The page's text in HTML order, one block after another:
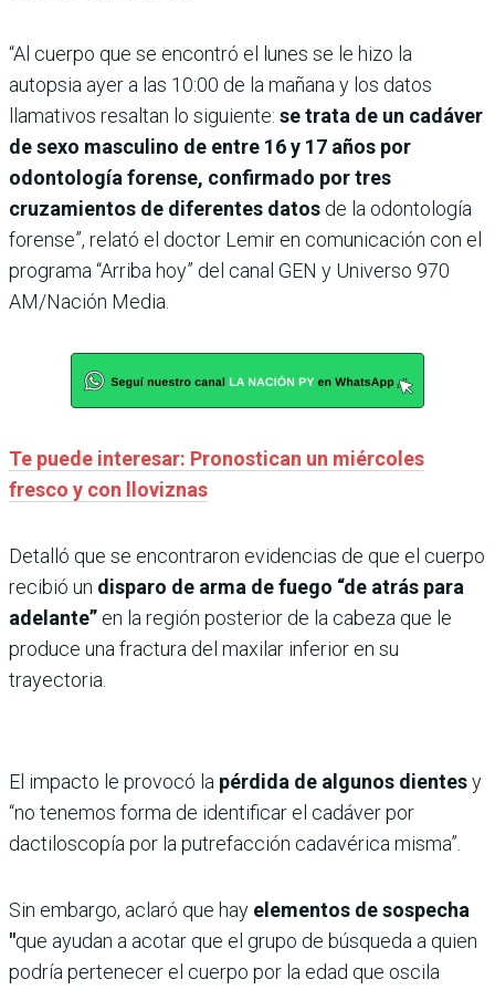
“Al cuerpo que se encontró el lunes se le hizo la
autopsia ayer a las 10:00 de la mañana y los datos
llamativos resaltan lo siguiente: se trata de un cadáver
de sexo masculino de entre 16 y 17 años por
odontología forense, confirmado por tres
cruzamientos de diferentes datos de la odontología
forense”, relató el doctor Lemir en comunicación con el
programa “Arriba hoy” del canal GEN y Universo 970
AM/Nación Media.
Te puede interesar: Pronostican un miércoles
fresco y con lloviznas
Detalló que se encontraron evidencias de que el cuerpo
recibió un disparo de arma de fuego “de atrás para
adelante” en la región posterior de la cabeza que le
produce una fractura del maxilar inferior en su
trayectoria.
El impacto le provocó la pérdida de algunos dientesy
“no tenemos forma de identificar el cadáver por
dactiloscopía por la putrefacción cadavérica misma”.
Sin embargo, aclaró que hay elementos de sospecha
"que ayudan a acotar que el grupo de búsqueda a quien
podría pertenecer el cuerpo por la edad que oscila